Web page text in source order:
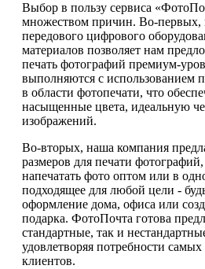
Выбор в пользу сервиса
множеством причин. Во-первых,
передового цифрового
материалов позволяет нам
печать фотографий премиум-
выполняются с использованием
в области фотопечати, что
насыщенные цвета, идеальную
изображений.
Во-вторых, наша компания
размеров для печати фотографий,
напечатать фото оптом или в
подходящее для любой цели -
оформление дома, офиса или
подарка. ФотоПочта готова
стандартные, так и
удовлетворяя потребности
клиентов.